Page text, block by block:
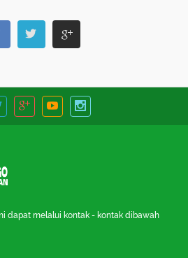
dapat melalui kontak - kontak dibawah